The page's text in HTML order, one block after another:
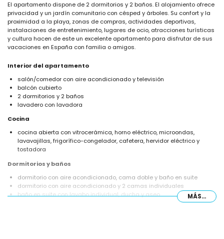
El apartamento dispone de 2 dormitorios y 2 baños. El alojamiento ofrece
privacidad y un jardín comunitario con césped y árboles. Su confort y la
proximidad a la playa, zonas de compras, actividades deportivas,
instalaciones de entretenimiento, lugares de ocio, atracciones turísticas
y cultura hacen de este un excelente apartamento para disfrutar de sus
vacaciones en España con familia o amigos.
Interior del apartamento
salón/comedor con aire acondicionado y televisión
balcón cubierto
2 dormitorios y 2 baños
lavadero con lavadora
Cocina
cocina abierta con vitrocerámica, horno eléctrico, microondas,
lavavajillas, frigorífico-congelador, cafetera, hervidor eléctrico y
tostadora
Dormitorios y baños
dormitorio con aire acondicionado, cama doble y baño en suite
dormitorio con aire acondicionado y 2 camas individuales
baño en suite con lavabo individual, ducha y aseo
MÁS...